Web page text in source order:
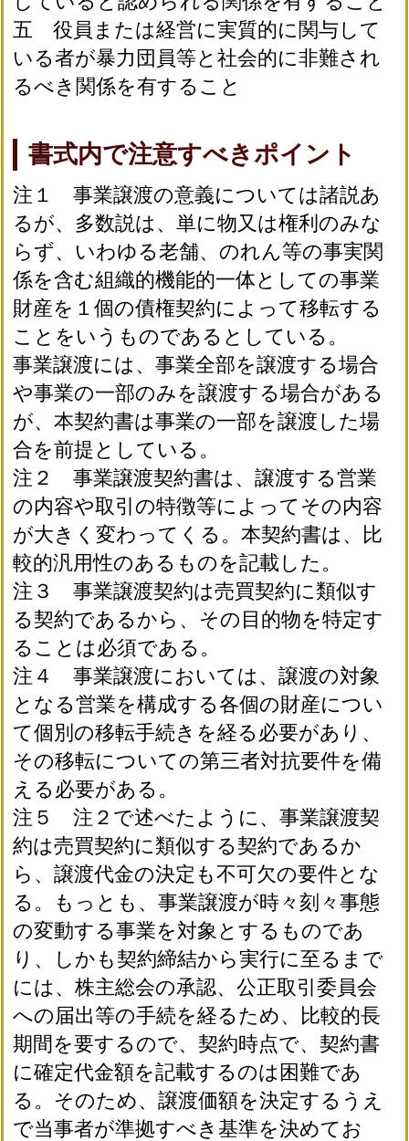
五 役員または経営に実質的に関与して
いる者が暴力団員等と社会的に非難され
るべき関係を有すること
書式内で注意すべきポイント
注１ 事業譲渡の意義については諸説あ
るが、多数説は、単に物又は権利のみな
らず、いわゆる老舗、のれん等の事実関
係を含む組織的機能的一体としての事業
財産を１個の債権契約によって移転する
ことをいうものであるとしている。
事業譲渡には、事業全部を譲渡する場合
や事業の一部のみを譲渡する場合がある
が、本契約書は事業の一部を譲渡した場
合を前提としている。
注２ 事業譲渡契約書は、譲渡する営業
の内容や取引の特徴等によってその内容
が大きく変わってくる。本契約書は、比
較的汎用性のあるものを記載した。
注３ 事業譲渡契約は売買契約に類似す
る契約であるから、その目的物を特定す
ることは必須である。
注４ 事業譲渡においては、譲渡の対象
となる営業を構成する各個の財産につい
て個別の移転手続きを経る必要があり、
その移転についての第三者対抗要件を備
える必要がある。
注５ 注２で述べたように、事業譲渡契
約は売買契約に類似する契約であるか
ら、譲渡代金の決定も不可欠の要件とな
る。もっとも、事業譲渡が時々刻々事態
の変動する事業を対象とするものであ
り、しかも契約締結から実行に至るまで
には、株主総会の承認、公正取引委員会
への届出等の手続を経るため、比較的長
期間を要するので、契約時点で、契約書
に確定代金額を記載するのは困難であ
る。そのため、譲渡価額を決定するうえ
で当事者が準拠すべき基準を決めてお